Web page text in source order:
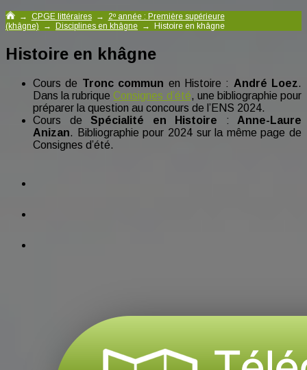
→ CPGE littéraires→ 2º année : Première supérieure
(khâgne) → Disciplines en khâgne → Histoire en khâgne
Histoire en khâgne
Cours de Tronc commun en Histoire : André Loez.
Dans la rubriqueConsignes d’été, une bibliographie pour
préparer la question au concours de l’ENS 2024.
Cours de Spécialité en Histoire : Anne-Laure
Anizan. Bibliographie pour 2024 sur la même page de
Consignes d’été.